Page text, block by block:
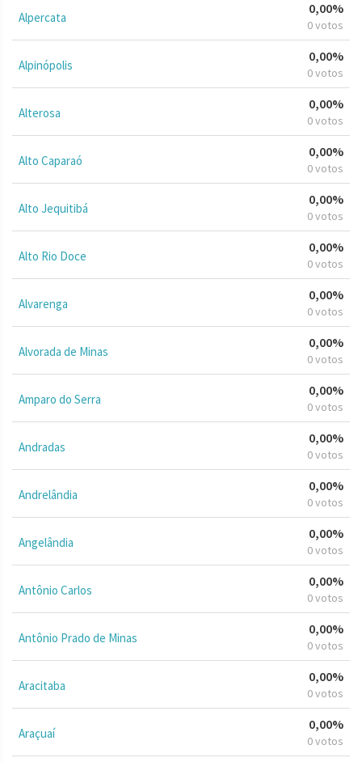
Alpercata
0,00%
0 votos
Alpinópolis
0,00%
0 votos
Alterosa
0,00%
0 votos
Alto Caparaó
0,00%
0 votos
Alto Jequitibá
0,00%
0 votos
Alto Rio Doce
0,00%
0 votos
Alvarenga
0,00%
0 votos
Alvorada de Minas
0,00%
0 votos
Amparo do Serra
0,00%
0 votos
Andradas
0,00%
0 votos
Andrelândia
0,00%
0 votos
Angelândia
0,00%
0 votos
Antônio Carlos
0,00%
0 votos
Antônio Prado de Minas
0,00%
0 votos
Aracitaba
0,00%
0 votos
Araçuaí
0,00%
0 votos